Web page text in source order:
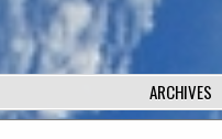
ARCHIVES